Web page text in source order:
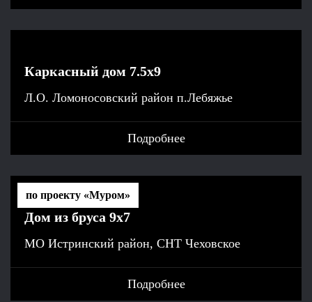
Каркасный дом 7.5x9
Л.О. Ломоносовский район п.Лебяжье
Подробнее
Дом из бруса 9x7
МО Истринский район, СНТ Чеховское
Подробнее
по проекту «Муром»